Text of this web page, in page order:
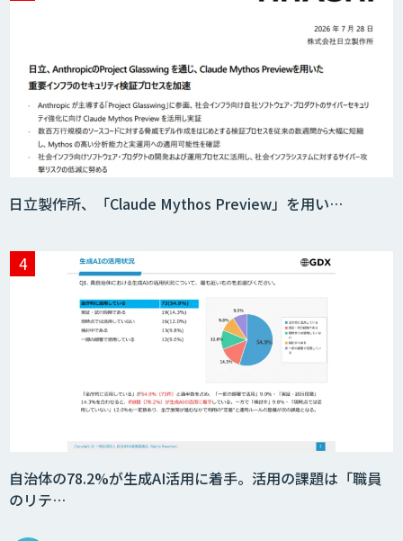
ニーズを理解する対話型AIエージェント
Web接客を進化させる対話型AIエージェ
ント「AI’mON for WEB」
Agentforce
Questella
対話型AI×データ分析で顧客接点を革新
ローカル対応文書管理AIシステム
Galaxy-Eye Episode
日立製作所、「Claude Mythos Preview」を用い…
自治体の78.2%が生成AI活用に着手。活用の課題は「職員
のリテ…